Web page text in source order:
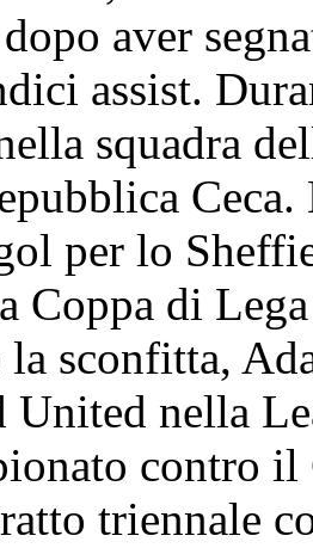
aver
assist.
squadra
per lo
Coppa di
la sconfitta,
nella
contro
triennale